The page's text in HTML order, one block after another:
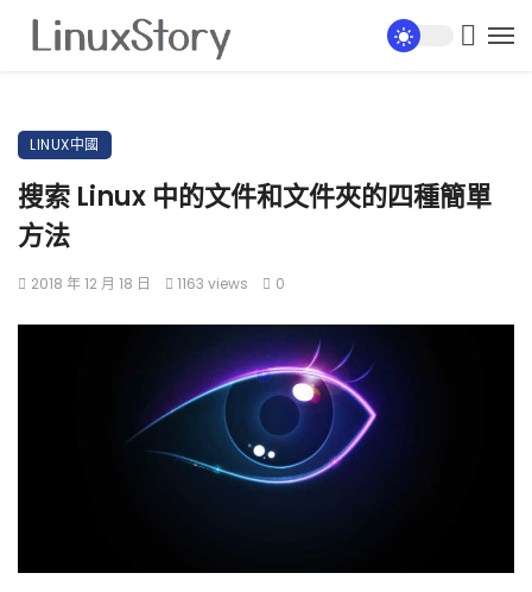
LINUX中國
搜索 Linux 中的文件和文件夾的四種簡單
方法
2018 年 12 月 18 日 1163 views 0